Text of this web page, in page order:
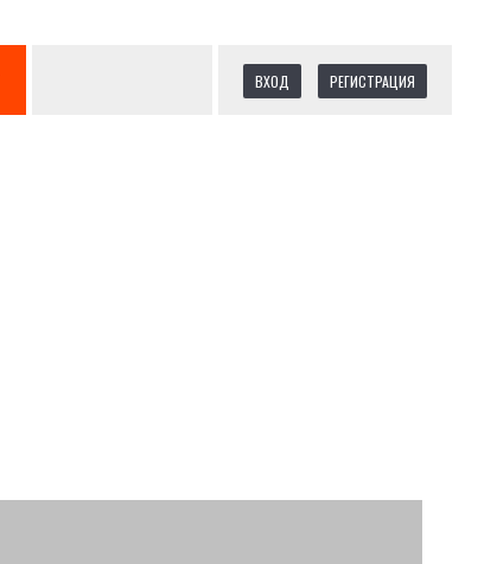
ВХОД РЕГИСТРАЦИЯ